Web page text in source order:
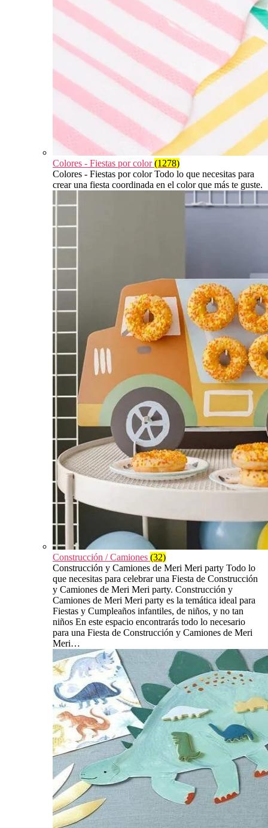
Colores - Fiestas por color(1278)
Colores - Fiestas por color Todo lo que necesitas para
crear una fiesta coordinada en el color que más te guste.
Construcción / Camiones (32)
Construcción y Camiones de Meri Meri party Todo lo
que necesitas para celebrar una Fiesta de Construcción
y Camiones de Meri Meri party. Construcción y
Camiones de Meri Meri party es la temática ideal para
Fiestas y Cumpleaños infantiles, de niños, y no tan
niños En este espacio encontrarás todo lo necesario
para una Fiesta de Construcción y Camiones de Meri
Meri…